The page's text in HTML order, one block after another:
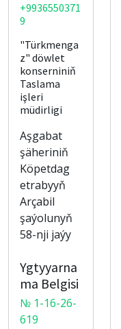
+9936550371
9
"Türkmenga
z" döwlet
konserniniň
Taslama
işleri
müdirligi
Aşgabat
şäheriniň
Köpetdag
etrabyyň
Arçabil
şaýolunyň
58-nji jaýy
Ygtyyarna
ma Belgisi
№ 1-16-26-
619